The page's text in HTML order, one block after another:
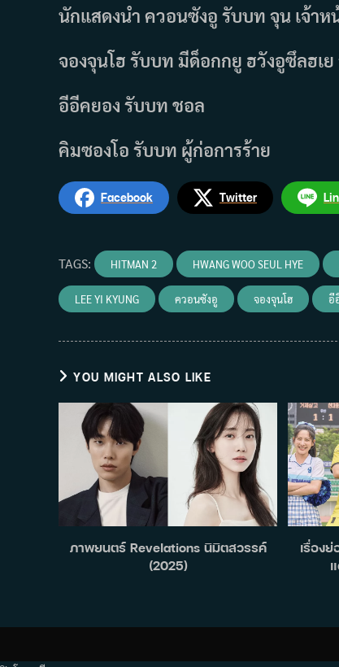
นักแสดงนำ ควอนซังอู รับบท จุน เจ้า
จองจุนโฮ รับบท มีด็อกกยู ฮวังอูซึลฮเ
อีอีคยอง รับบท ชอล
คิมซองโอ รับบท ผู้ก่อการร้าย
Facebook Twitter
TAGS: HITMAN 2 HWANG WOO SEUL HYE
LEE YI KYUNG ควอนซังอู จองจุนโฮ อี
YOU MIGHT ALSO LIKE
ภาพยนตร์ Revelations นิมิตสวรรค์
(2025)
เรื่อง